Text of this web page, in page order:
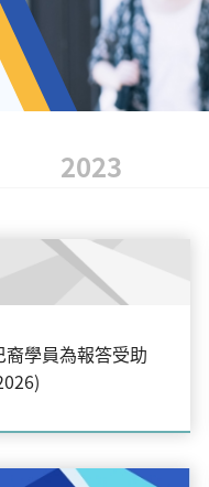
2023
學員為報答受助